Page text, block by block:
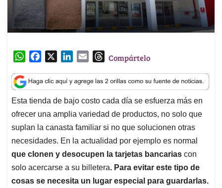
W
a
t
s
A
p
p
c
e
b
o
o
k
n
k
e
d
I
n
a
i
l
T
r
e
a
d
s
Compártelo
Esta tienda de bajo costo cada día se esfuerza más en
ofrecer una amplia variedad de productos, no solo que
suplan la canasta familiar si no que solucionen otras
necesidades. En la actualidad por ejemplo es normal
que clonen y desocupen la tarjetas bancarias con
solo acercarse a su billetera. Para evitar este tipo de
cosas se necesita un lugar especial para guardarlas.